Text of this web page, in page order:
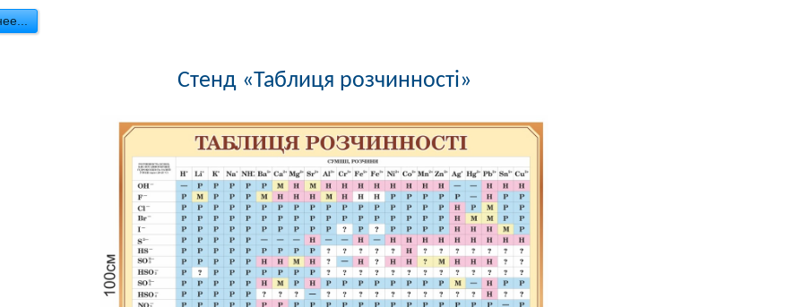
Стенд «Таблиця розчинності»